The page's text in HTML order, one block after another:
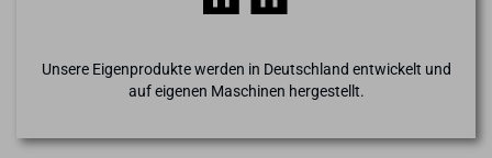
Unsere Eigenprodukte werden in Deutschland entwickelt und
auf eigenen Maschinen hergestellt.